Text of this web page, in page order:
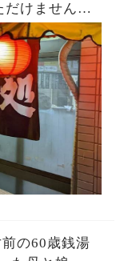
だけません
になった少
て…
の60歳銭湯